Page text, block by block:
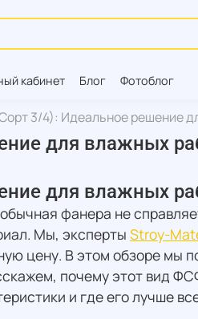
кабинет Блог Фотоблог
3/4): Идеальное решение
для влажных
для влажных
фанера не
Мы, эксперты Stroy-
цену. В этом обзоре мы
почему этот вид
и где его лучше